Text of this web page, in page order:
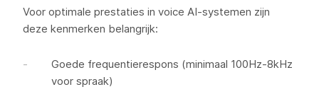
Voor optimale prestaties in voice AI-systemen zijn
deze kenmerken belangrijk:
Goede frequentierespons (minimaal 100Hz-8kHz
voor spraak)